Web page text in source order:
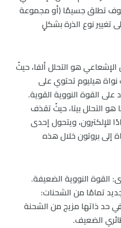
تطلق جسيمًا (أو مجموعة
تغيير نوع الذرة بشكلٍ
الإشعاعي هو التحلل ألفا، حيثُ
هيليوم تحتوي على
على القوة النووية القوية.
هو التحلل بيتا، حيثُ تقذف
للإلكترون، ويتحول إحدى
إلى بروتون خلال هذه
القوة النووية الضعيفة.
تمامًا من الشحنات:
حد ذاتها مزيج من الشحنة
الضعيف.